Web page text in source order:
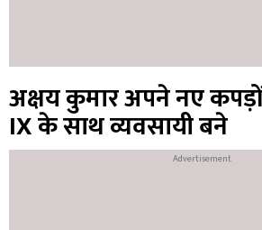
अक्षय कुमार अपने नए कपड़ों
IX के साथ व्यवसायी बने